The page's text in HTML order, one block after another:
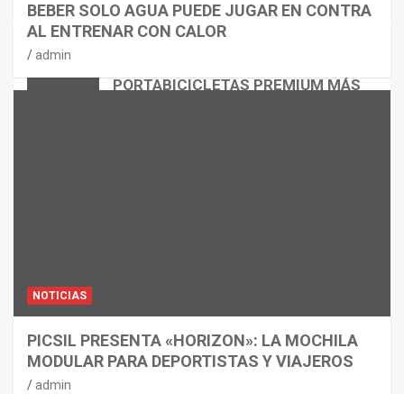
PORTABICICLETAS PREMIUM MÁS
BEBER SOLO AGUA PUEDE JUGAR EN CONTRA
AL ENTRENAR CON CALOR
admin
NOTICIAS
PICSIL PRESENTA «HORIZON»: LA MOCHILA
MODULAR PARA DEPORTISTAS Y VIAJEROS
admin